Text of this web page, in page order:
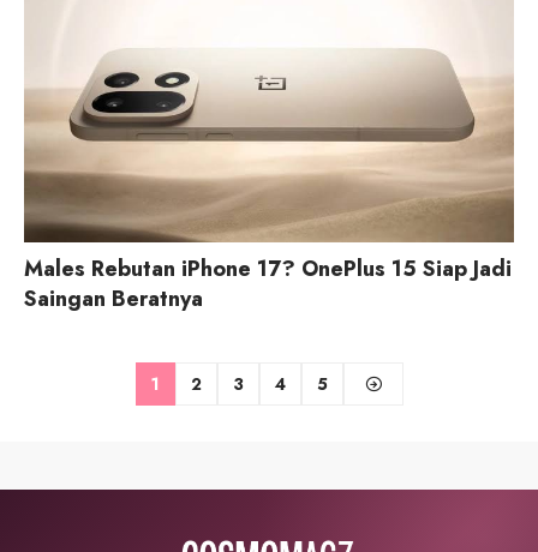
Males Rebutan iPhone 17? OnePlus 15 Siap Jadi
Saingan Beratnya
1 2 3 4 5